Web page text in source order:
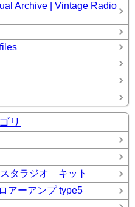
Archive | Vintage Radio
リ
タラジオ キット
アーアンプ type5